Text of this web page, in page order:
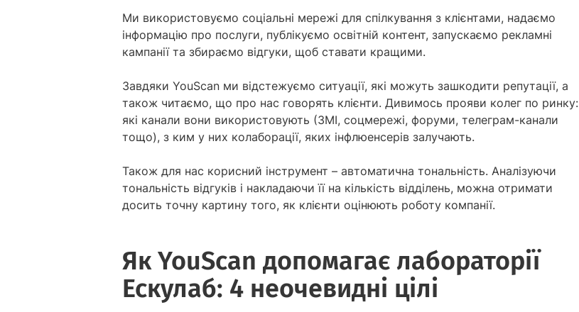
Ми використовуємо соціальні мережі для спілкування з клієнтами, надаємо
інформацію про послуги, публікуємо освітній контент, запускаємо рекламні
кампанії та збираємо відгуки, щоб ставати кращими.
Завдяки YouScan ми відстежуємо ситуації, які можуть зашкодити репутації, а
також читаємо, що про нас говорять клієнти. Дивимось прояви колег по ринку:
які канали вони використовують (ЗМІ, соцмережі, форуми, телеграм-канали
тощо), з ким у них колаборації, яких інфлюенсерів залучають.
Також для нас корисний інструмент – автоматична тональність. Аналізуючи
тональність відгуків і накладаючи її на кількість відділень, можна отримати
досить точну картину того, як клієнти оцінюють роботу компанії.
Як YouScan допомагає лабораторії
Ескулаб: 4 неочевидні цілі